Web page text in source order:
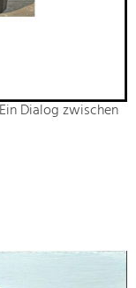
Dialog zwischen